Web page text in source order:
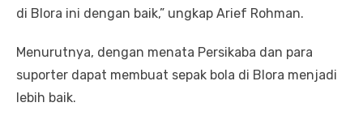
di Blora ini dengan baik,” ungkap Arief Rohman.
Menurutnya, dengan menata Persikaba dan para
suporter dapat membuat sepak bola di Blora menjadi
lebih baik.